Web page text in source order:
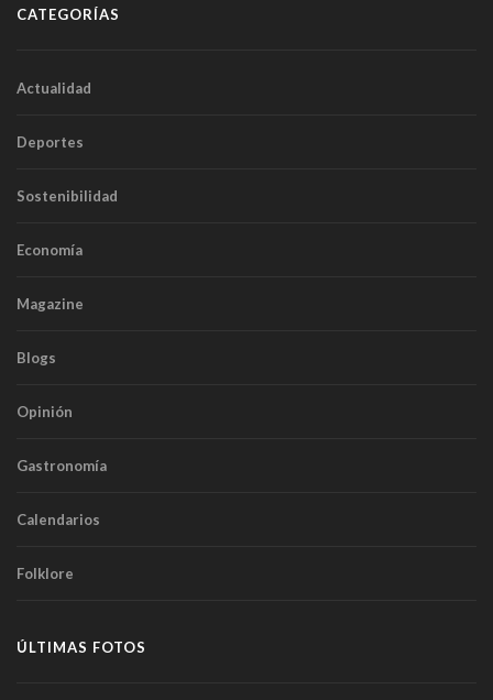
CATEGORÍAS
Actualidad
Deportes
Sostenibilidad
Economía
Magazine
Blogs
Opinión
Gastronomía
Calendarios
Folklore
ÚLTIMAS FOTOS